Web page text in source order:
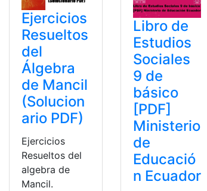
Ejercicios
Resueltos
del
Álgebra
de Mancil
(Solucion
ario PDF)
Ejercicios
Resueltos del
algebra de
Mancil.
Libro de
Estudios
Sociales
9 de
básico
[PDF]
Ministerio
de
Educació
n Ecuador